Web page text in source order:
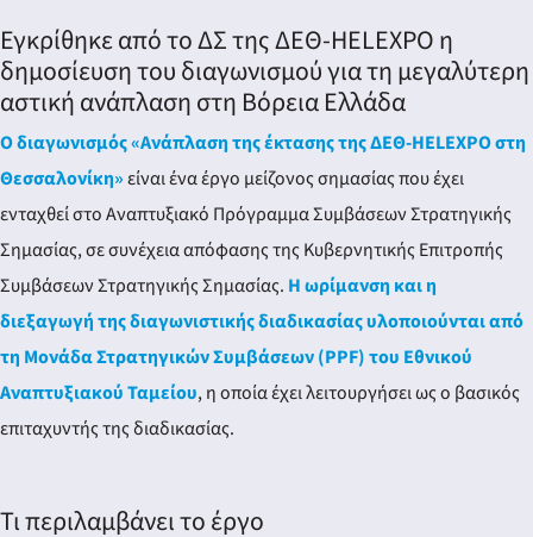
Εγκρίθηκε από το ΔΣ της ΔΕΘ-HELEXPO η
δημοσίευση του διαγωνισμού για τη μεγαλύτερη
αστική ανάπλαση στη Βόρεια Ελλάδα
Ο διαγωνισμός «Ανάπλαση της έκτασης της ΔΕΘ-HELEXPO στη
Θεσσαλονίκη»είναι ένα έργο μείζονος σημασίας που έχει
ενταχθεί στο Αναπτυξιακό Πρόγραμμα Συμβάσεων Στρατηγικής
Σημασίας, σε συνέχεια απόφασης της Κυβερνητικής Επιτροπής
Συμβάσεων Στρατηγικής Σημασίας. Η ωρίμανση και η
διεξαγωγή της διαγωνιστικής διαδικασίας υλοποιούνται από
τη Μονάδα Στρατηγικών Συμβάσεων (PPF) του Εθνικού
Αναπτυξιακού Ταμείου, η οποία έχει λειτουργήσει ως ο βασικός
επιταχυντής της διαδικασίας.
Τι περιλαμβάνει το έργο